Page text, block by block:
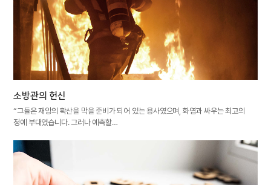
소방관의 헌신
“그들은 재앙의 확산을 막을 준비가 되어 있는 용사였으며, 화염과 싸우는 최고의
정예 부대였습니다. 그러나 예측할…